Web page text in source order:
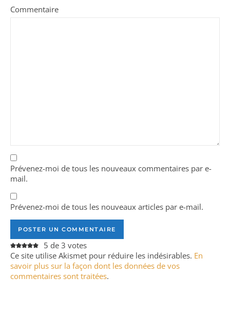
Commentaire
Prévenez-moi de tous les nouveaux commentaires par e-
mail.
Prévenez-moi de tous les nouveaux articles par e-mail.
5 de 3 votes
Ce site utilise Akismet pour réduire les indésirables. En
savoir plus sur la façon dont les données de vos
commentaires sont traitées.